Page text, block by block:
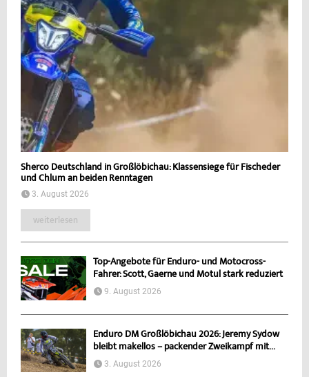
Sherco Deutschland in Großlöbichau: Klassensiege für Fischeder
und Chlum an beiden Renntagen
3. August 2026
weiterlesen
Top-Angebote für Enduro- und Motocross-
Fahrer: Scott, Gaerne und Motul stark reduziert
9. August 2026
Enduro DM Großlöbichau 2026: Jeremy Sydow
bleibt makellos – packender Zweikampf mit...
3. August 2026